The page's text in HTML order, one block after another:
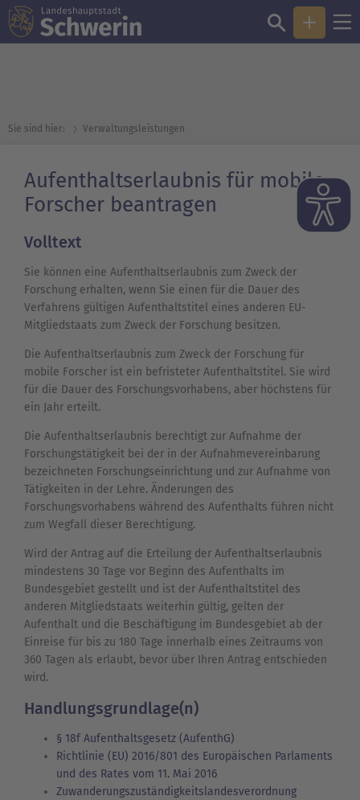
Sie sind hier: Verwaltungsleistungen
Aufenthaltserlaubnis für mobile
Forscher beantragen
Volltext
Sie können eine Aufenthaltserlaubnis zum Zweck der
Forschung erhalten, wenn Sie einen für die Dauer des
Verfahrens gültigen Aufenthaltstitel eines anderen EU-
Mitgliedstaats zum Zweck der Forschung besitzen.
Die Aufenthaltserlaubnis zum Zweck der Forschung für
mobile Forscher ist ein befristeter Aufenthaltstitel. Sie wird
für die Dauer des Forschungsvorhabens, aber höchstens für
ein Jahr erteilt.
Die Aufenthaltserlaubnis berechtigt zur Aufnahme der
Forschungstätigkeit bei der in der Aufnahmevereinbarung
bezeichneten Forschungseinrichtung und zur Aufnahme von
Tätigkeiten in der Lehre. Änderungen des
Forschungsvorhabens während des Aufenthalts führen nicht
zum Wegfall dieser Berechtigung.
Wird der Antrag auf die Erteilung der Aufenthaltserlaubnis
mindestens 30 Tage vor Beginn des Aufenthalts im
Bundesgebiet gestellt und ist der Aufenthaltstitel des
anderen Mitgliedstaats weiterhin gültig, gelten der
Aufenthalt und die Beschäftigung im Bundesgebiet ab der
Einreise für bis zu 180 Tage innerhalb eines Zeitraums von
360 Tagen als erlaubt, bevor über Ihren Antrag entschieden
wird.
Handlungsgrundlage(n)
§ 18f Aufenthaltsgesetz (AufenthG)
Richtlinie (EU) 2016/801 des Europäischen Parlaments
und des Rates vom 11. Mai 2016
Zuwanderungszuständigkeitslandesverordnung